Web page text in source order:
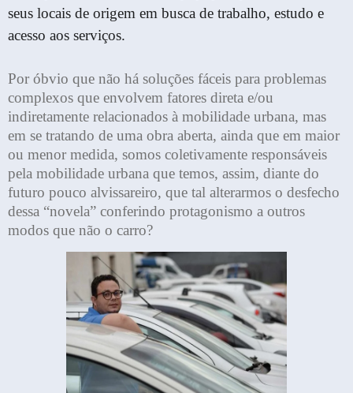
seus locais de origem em busca de trabalho, estudo e
acesso aos serviços.
Por óbvio que não há soluções fáceis para problemas
complexos que envolvem fatores direta e/ou
indiretamente relacionados à mobilidade urbana, mas
em se tratando de uma obra aberta, ainda que em maior
ou menor medida, somos coletivamente responsáveis
pela mobilidade urbana que temos, assim, diante do
futuro pouco alvissareiro, que tal alterarmos o desfecho
dessa “novela” conferindo protagonismo a outros
modos que não o carro?